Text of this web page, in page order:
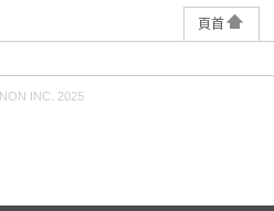
頁首
INC. 2025